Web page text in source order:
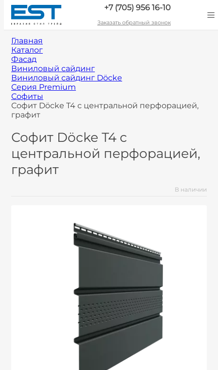
+7 (705) 956 16-10
Заказать обратный звонок
Главная
Каталог
Фасад
Виниловый сайдинг
Виниловый сайдинг Döcke
Серия Premium
Софиты
Софит Döcke T4 с центральной перфорацией,
графит
Софит Döcke T4 с
центральной перфорацией,
графит
В наличии